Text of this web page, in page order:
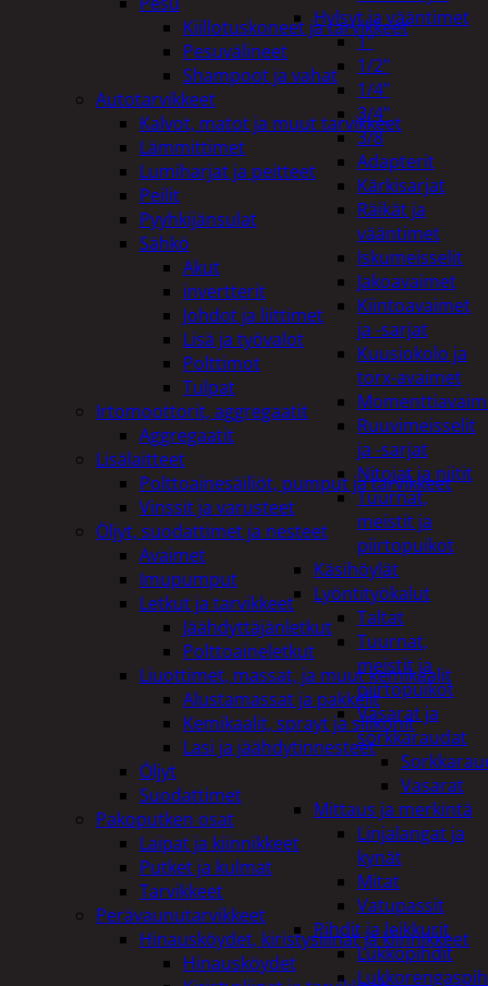
Hylsyt ja vääntimet
1"
1/2"
1/4"
3/4"
3/8
Adapterit
Kärkisarjat
Räikät ja
vääntimet
Iskumeisselit
Jakoavaimet
Kiintoavaimet
ja -sarjat
Kuusiokolo ja
torx-avaimet
Ruuvimeisselit
ja -sarjat
Nitojat ja niitit
Tuurnat,
meistit ja
piirtopuikot
Käsihöylät
Lyöntityökalut
Taltat
Tuurnat,
meistit ja
piirtopuikot
Vasarat ja
sorkkaraudat
Vasarat
Mittaus ja merkintä
Linjalangat ja
kynät
Mitat
Vatupassit
Pihdit ja leikkurit
Lukkopihdit
Kiillotuskoneet ja tarvikkeet
Pesuvälineet
Shampoot ja vahat
Autotarvikkeet
Kalvot, matot ja muut tarvikkeet
Lämmittimet
Lumiharjat ja peitteet
Peilit
Pyyhkijänsulat
Sähkö
Akut
invertterit
Johdot ja liittimet
Lisä ja työvalot
Polttimot
Tulpat
Irtomoottorit, aggregaatit
Aggregaatit
Lisälaitteet
Polttoainesäiliöt, pumput ja tarvikkeet
Vinssit ja varusteet
Öljyt, suodattimet ja nesteet
Avaimet
Imupumput
Letkut ja tarvikkeet
Jäähdyttäjänletkut
Polttoaineletkut
Liuottimet, massat, ja muut kemikaalit
Alustamassat ja pakkelit
Kemikaalit, sprayt ja silikonit
Lasi ja jäähdytinnesteet
Öljyt
Suodattimet
Pakoputken osat
Laipat ja kiinnikkeet
Putket ja kulmat
Tarvikkeet
Perävaunutarvikkeet
Hinausköydet, kiristysliinat ja kiinnikkeet
Hinausköydet